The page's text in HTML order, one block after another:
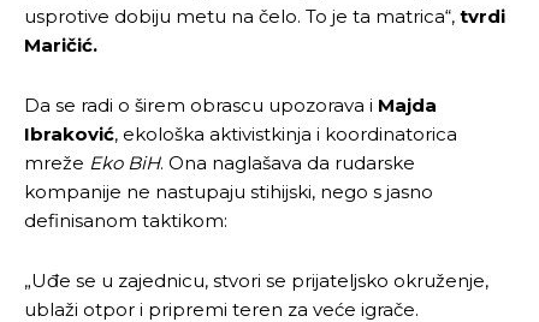
usprotive dobiju metu na čelo. To je ta matrica“, tvrdi
Maričić.
Da se radi o širem obrascu upozorava i Majda
Ibraković, ekološka aktivistkinja i koordinatorica
mreže Eko BiH. Ona naglašava da rudarske
kompanije ne nastupaju stihijski, nego s jasno
definisanom taktikom:
„Uđe se u zajednicu, stvori se prijateljsko okruženje,
ublaži otpor i pripremi teren za veće igrače.